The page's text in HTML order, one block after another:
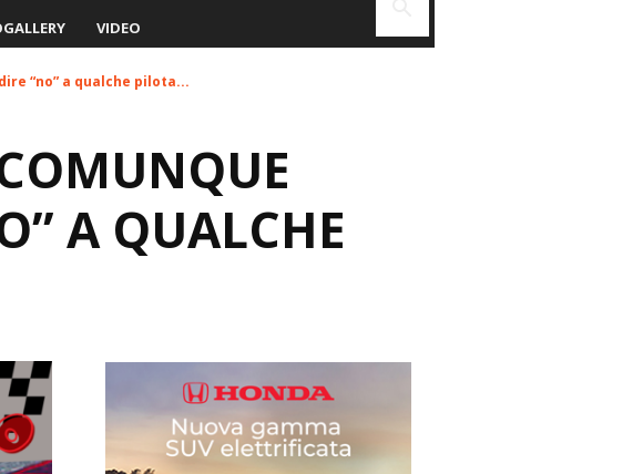
VIDEO
“no” a qualche pilota...
A QUALCHE